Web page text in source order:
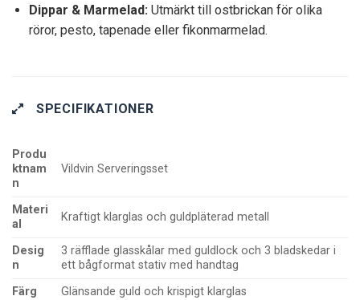
Dippar & Marmelad:Utmärkt till ostbrickan för olika
röror, pesto, tapenade eller fikonmarmelad.
SPECIFIKATIONER
Produ
ktnam
n
Vildvin Serveringsset
Materi
al
Kraftigt klarglas och guldpläterad metall
Desig
n
3 räfflade glasskålar med guldlock och 3 bladskedar i
ett bågformat stativ med handtag
Färg
Glänsande guld och krispigt klarglas